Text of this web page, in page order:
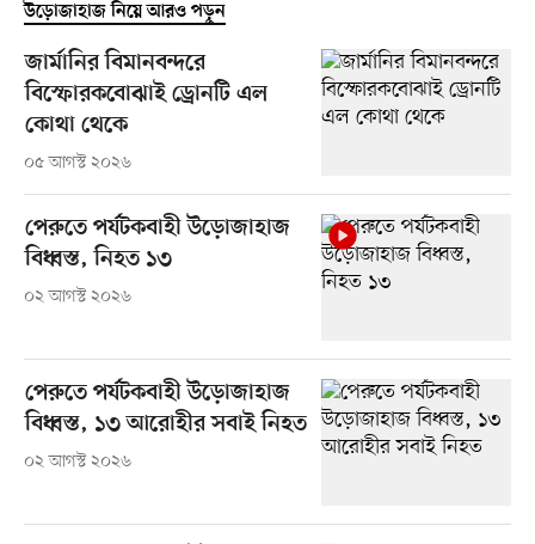
উড়োজাহাজ নিয়ে আরও পড়ুন
জার্মানির বিমানবন্দরে
বিস্ফোরকবোঝাই ড্রোনটি এল
কোথা থেকে
০৫ আগস্ট ২০২৬
পেরুতে পর্যটকবাহী উড়োজাহাজ
বিধ্বস্ত, নিহত ১৩
০২ আগস্ট ২০২৬
পেরুতে পর্যটকবাহী উড়োজাহাজ
বিধ্বস্ত, ১৩ আরোহীর সবাই নিহত
০২ আগস্ট ২০২৬